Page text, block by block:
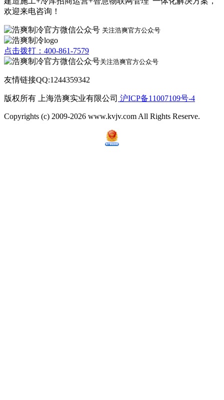
欢迎来电咨询！
关注浩爽官方公众号
点击拨打：400-861-7579
关注浩爽官方公众号
友情链接QQ:1244359342
版权所有 上海浩爽实业有限公司 沪ICP备11007109号-4
Copyrights (c) 2009-2026 www.kvjv.com All Rights Reserve.